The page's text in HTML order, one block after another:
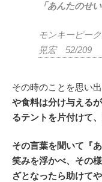
「あんたのせ
モンキーピー
晃宏 52/209
その時のことを思い
や食料は分け与える
るテントを片付けて
その言葉を聞いて『
笑みを浮かべ、その
ざとなったら助けて